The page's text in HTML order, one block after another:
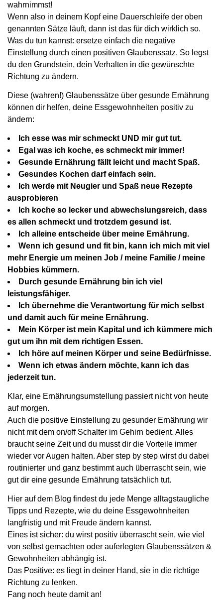
wahrnimmst!
Wenn also in deinem Kopf eine Dauerschleife der oben
genannten Sätze läuft, dann ist das für dich wirklich so.
Was du tun kannst: ersetze einfach die negative
Einstellung durch einen positiven Glaubenssatz. So legst
du den Grundstein, dein Verhalten in die gewünschte
Richtung zu ändern.
Diese (wahren!) Glaubenssätze über gesunde Ernährung
können dir helfen, deine Essgewohnheiten positiv zu
ändern:
Ich esse was mir schmeckt UND mir gut tut.
Egal was ich koche, es schmeckt mir immer!
Gesunde Ernährung fällt leicht und macht Spaß.
Gesundes Kochen darf einfach sein.
Ich werde mit Neugier und Spaß neue Rezepte
ausprobieren
Ich koche so lecker und abwechslungsreich, dass
es allen schmeckt und trotzdem gesund ist.
Ich alleine entscheide über meine Ernährung.
Wenn ich gesund und fit bin, kann ich mich mit viel
mehr Energie um meinen Job / meine Familie / meine
Hobbies kümmern.
Durch gesunde Ernährung bin ich viel
leistungsfähiger.
Ich übernehme die Verantwortung für mich selbst
und damit auch für meine Ernährung.
Mein Körper ist mein Kapital und ich kümmere mich
gut um ihn mit dem richtigen Essen.
Ich höre auf meinen Körper und seine Bedürfnisse.
Wenn ich etwas ändern möchte, kann ich das
jederzeit tun.
Klar, eine Ernährungsumstellung passiert nicht von heute
auf morgen.
Auch die positive Einstellung zu gesunder Ernährung wir
nicht mit dem on/off Schalter im Gehirn bedient. Alles
braucht seine Zeit und du musst dir die Vorteile immer
wieder vor Augen halten. Aber step by step wirst du dabei
routinierter und ganz bestimmt auch überrascht sein, wie
gut dir eine gesunde Ernährung tatsächlich tut.
Hier auf dem Blog findest du jede Menge alltagstaugliche
Tipps und Rezepte, wie du deine Essgewohnheiten
langfristig und mit Freude ändern kannst.
Eines ist sicher: du wirst positiv überrascht sein, wie viel
von selbst gemachten oder auferlegten Glaubenssätzen &
Gewohnheiten abhängig ist.
Das Positive: es liegt in deiner Hand, sie in die richtige
Richtung zu lenken.
Fang noch heute damit an!